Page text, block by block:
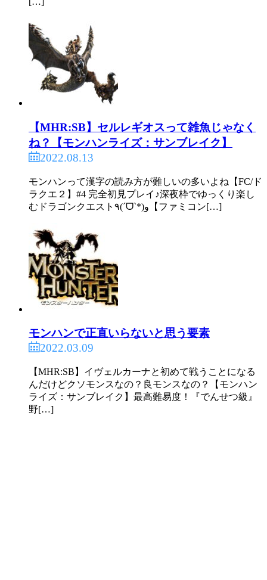
【MHR:SB】セルレギオスって雑魚じゃなく
ね？【モンハンライズ：サンブレイク】
2022.08.13
モンハンって漢字の読み方が難しいの多いよね【FC/ド
ラクエ２】#4 完全初見プレイ♪深夜枠でゆっくり楽し
むドラゴンクエスト٩(ˊᗜˋ*)و【ファミコン[…]
モンハンで正直いらないと思う要素
2022.03.09
【MHR:SB】イヴェルカーナと初めて戦うことになる
んだけどクソモンスなの？良モンスなの？【モンハン
ライズ：サンブレイク】最高難易度！『でんせつ級』
野[…]